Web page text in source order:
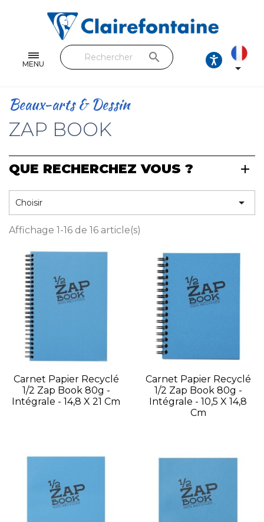
MENU
Feuilles & Copies
Beaux-arts & Dessin
Loisirs créatifs
Cuir & trousses
RETROUVEZ NOS COLLECTIONS
search

Beaux-arts & Dessin
ZAP BOOK
QUE RECHERCHEZ VOUS ?
Choisir 
Affichage 1-16 de 16 article(s)
Carnet Papier Recyclé
1/2 Zap Book 80g -
Intégrale - 14,8 X 21 Cm
Carnet Papier Recyclé
1/2 Zap Book 80g -
Intégrale - 10,5 X 14,8
Cm